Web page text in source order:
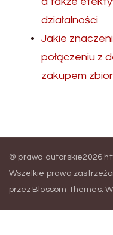
działalności
Jakie
połączeniu z
zakupem
© prawa autorskie2026
Wszelkie prawa
przez Blossom Themes.